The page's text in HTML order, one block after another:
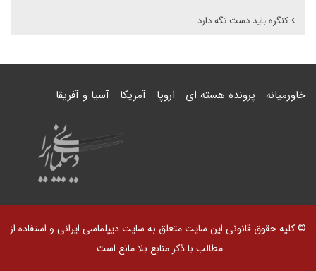
کنگره باید دست نگه دارد
خاورمیانه پرونده هسته ای اروپا آمریکا آسیا و آفریقا
© کلیه حقوق قانونی این سایت متعلق به سایت دیپلماسی ایرانی و استفاده از
مطالب با ذکر منابع بلا مانع است.